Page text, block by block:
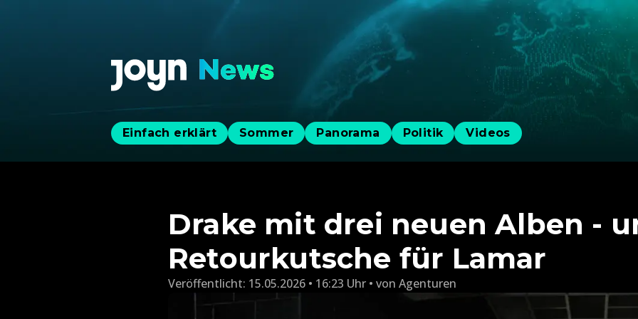
Einfach erklärt Sommer Panorama Politik Videos
Drake mit drei neuen Alben -
Retourkutsche für Lamar
Veröffentlicht: 15.05.2026 • 16:23 Uhr von Agenturen